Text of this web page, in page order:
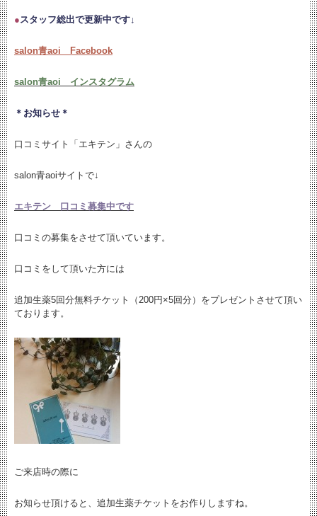
●スタッフ総出で更新中です↓
salon青aoi Facebook
salon青aoi インスタグラム
＊お知らせ＊
口コミサイト「エキテン」さんの
salon青aoiサイトで↓
エキテン 口コミ募集中です
口コミの募集をさせて頂いています。
口コミをして頂いた方には
追加生薬5回分無料チケット（200円×5回分）をプレゼントさせて頂い
ております。
ご来店時の際に
お知らせ頂けると、追加生薬チケットをお作りしますね。